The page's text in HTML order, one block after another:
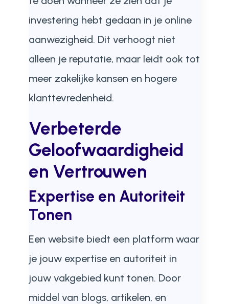
investering hebt gedaan in je online
aanwezigheid. Dit verhoogt niet
alleen je reputatie, maar leidt ook tot
meer zakelijke kansen en hogere
klanttevredenheid.
Verbeterde
Geloofwaardigheid
en Vertrouwen
Expertise en Autoriteit
Tonen
Een website biedt een platform waar
je jouw expertise en autoriteit in
jouw vakgebied kunt tonen. Door
middel van blogs, artikelen, en